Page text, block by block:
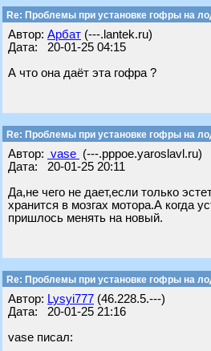
Re: Проблемы при установке гофры на
Автор: Арбат (---.lantek.ru)
Дата: 20-01-25 04:15
А что она даёт эта гофра ?
Re: Проблемы при установке гофры на
Автор: vase (---.pppoe.yaroslavl.ru)
Дата: 20-01-25 20:11
Да,не чего не дает,если только
хранится в мозгах мотора.А когда
пришлось менять на новый.
Re: Проблемы при установке гофры на
Автор: Lysyi777 (46.228.5.---)
Дата: 20-01-25 21:16
vase писал: